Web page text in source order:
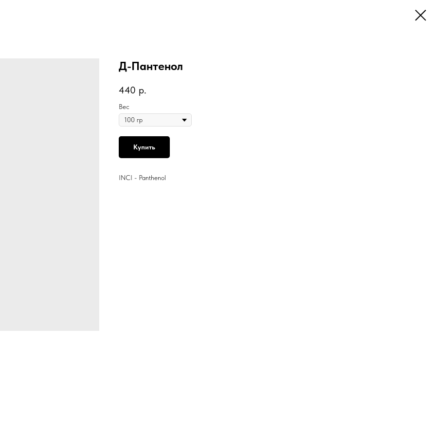
Д-Пантенол
440 р.
Вес
Купить
INCI - Panthenol